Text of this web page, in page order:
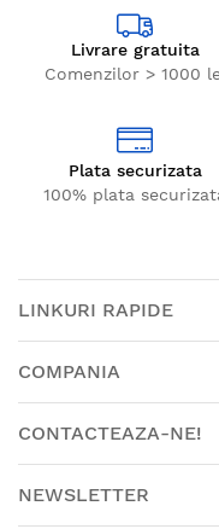
Livrare gratuita
Comenzilor > 1000
Plata securizata
100% plata
LINKURI RAPIDE
COMPANIA
CONTACTEAZA-NE!
NEWSLETTER